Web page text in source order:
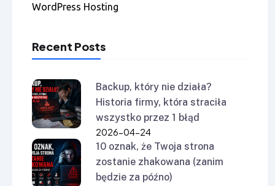
WordPress Hosting
Recent Posts
Backup, który nie działa?
Historia firmy, która straciła
wszystko przez 1 błąd
2026-04-24
10 oznak, że Twoja strona
zostanie zhakowana (zanim
będzie za późno)